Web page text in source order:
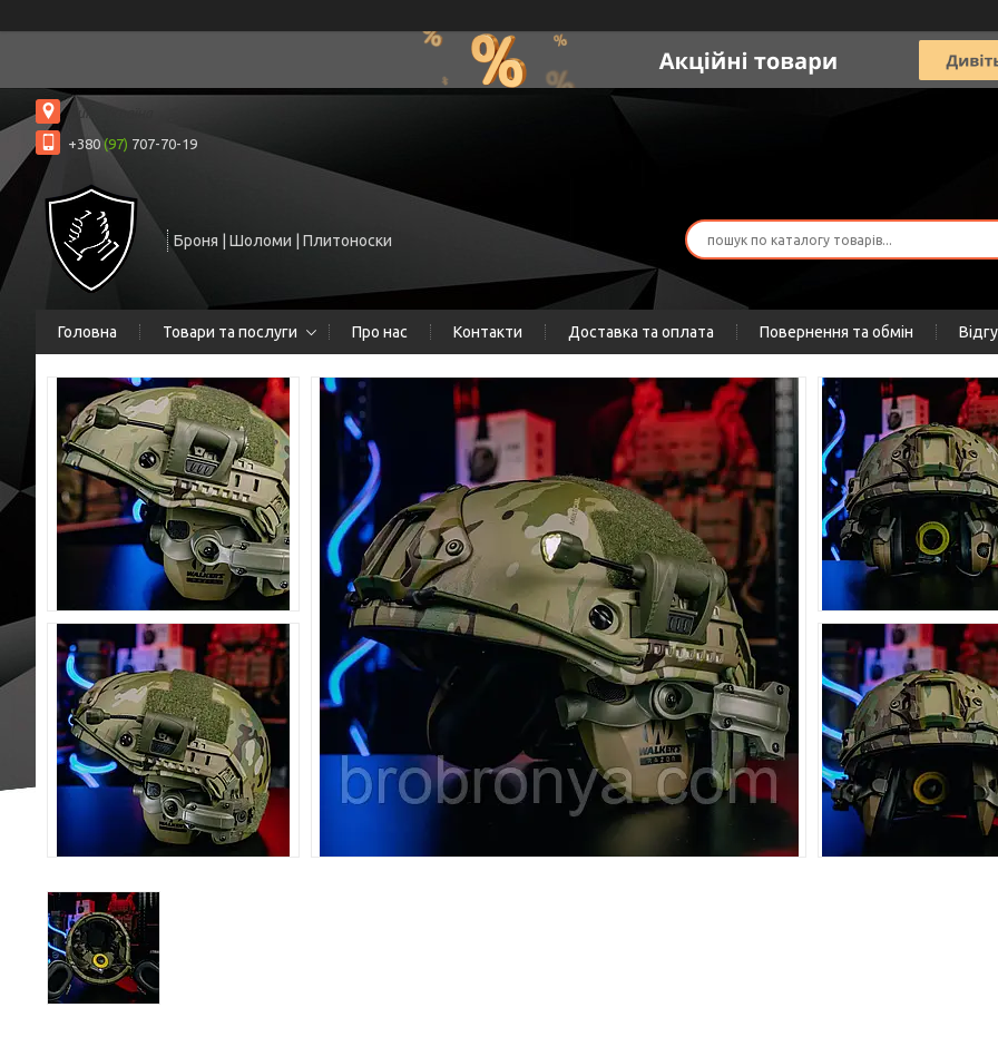
Київ, Україна
+380(97) 707-70-19
Броня | Шоломи | Плитоноски
Головна Товари та послуги Про нас Контакти Доставка та оплата Повернення та обмін